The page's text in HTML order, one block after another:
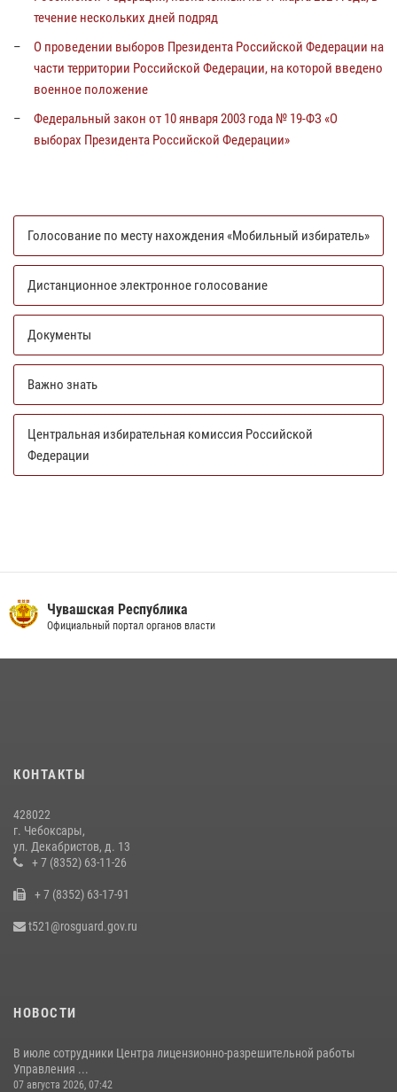
течение нескольких дней подряд
О проведении выборов Президента Российской Федерации на
части территории Российской Федерации, на которой введено
военное положение
Федеральный закон от 10 января 2003 года № 19-ФЗ «О
выборах Президента Российской Федерации»
Голосование по месту нахождения «Мобильный избиратель»
Дистанционное электронное голосование
Документы
Важно знать
Центральная избирательная комиссия Российской
Федерации
Чувашская Республика
Официальный портал органов власти
КОНТАКТЫ
428022
г. Чебоксары,
ул. Декабристов, д. 13
+ 7 (8352) 63-11-26
+ 7 (8352) 63-17-91
t521@rosguard.gov.ru
НОВОСТИ
В июле сотрудники Центра лицензионно-разрешительной работы
Управления ...
07 августа 2026, 07:42